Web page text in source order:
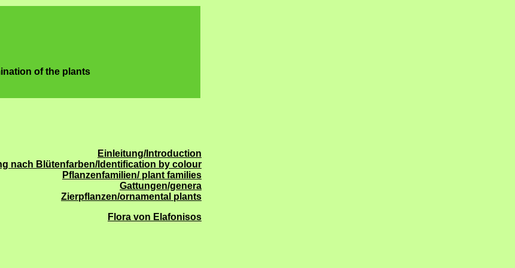
of the plants
Einleitung/Introduction
nach Blütenfarben/Identification by colour
Pflanzenfamilien/ plant families
Gattungen/genera
Zierpflanzen/ornamental plants
Flora von Elafonisos